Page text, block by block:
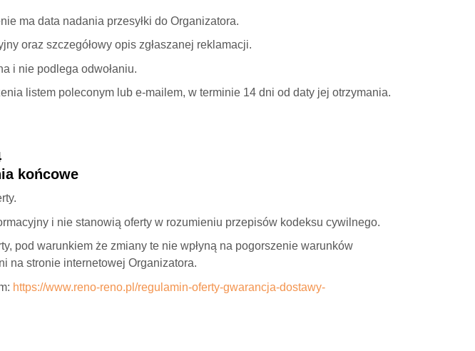
ma data nadania przesyłki do Organizatora.
oraz szczegółowy opis zgłaszanej reklamacji.
i nie podlega odwołaniu.
listem poleconym lub e-mailem, w terminie 14 dni od daty jej otrzymania.
końcowe
i nie stanowią oferty w rozumieniu przepisów kodeksu cywilnego.
pod warunkiem że zmiany te nie wpłyną na pogorszenie warunków
na stronie internetowej Organizatora.
https://www.reno-reno.pl/regulamin-oferty-gwarancja-dostawy-